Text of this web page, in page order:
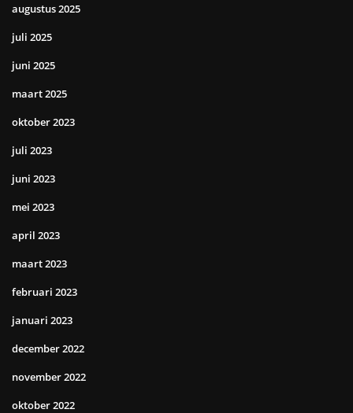
augustus 2025
juli 2025
juni 2025
maart 2025
oktober 2023
juli 2023
juni 2023
mei 2023
april 2023
maart 2023
februari 2023
januari 2023
december 2022
november 2022
oktober 2022